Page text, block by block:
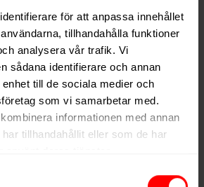
för att anpassa innehållet
tillhandahålla funktioner
analysera vår trafik. Vi
sådana identifierare och annan
till de sociala medier och
som vi samarbetar med.
informationen med annan
tillhandahållit eller som de har
who may receive and
Slim
Svag
8,3 mg/g
5,0 mg
100 mg